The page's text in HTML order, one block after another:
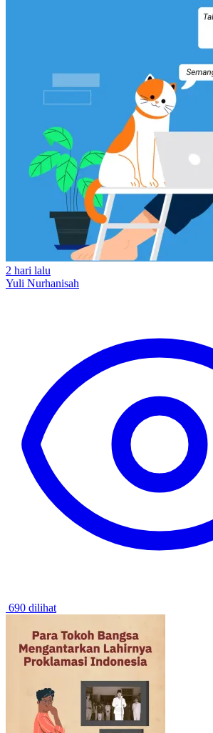
2 hari lalu
Yuli Nurhanisah
690 dilihat